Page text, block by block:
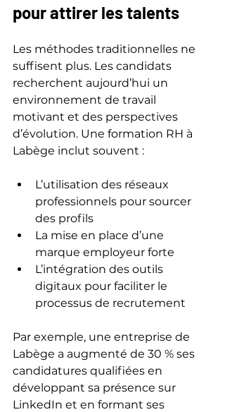
pour attirer les talents
Les méthodes traditionnelles ne
suffisent plus. Les candidats
recherchent aujourd’hui un
environnement de travail
motivant et des perspectives
d’évolution. Une formation RH à
Labège inclut souvent :
L’utilisation des réseaux
professionnels pour sourcer
des profils
La mise en place d’une
marque employeur forte
L’intégration des outils
digitaux pour faciliter le
processus de recrutement
Par exemple, une entreprise de
Labège a augmenté de 30 % ses
candidatures qualifiées en
développant sa présence sur
LinkedIn et en formant ses